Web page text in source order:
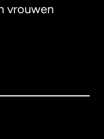
vrouwen